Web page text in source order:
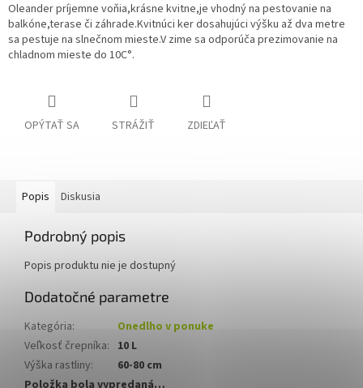
Oleander príjemne voňia,krásne kvitne,je vhodný na pestovanie na
balkóne,terase či záhrade.Kvitnúci ker dosahujúci výšku až dva metre
sa pestuje na slnečnom mieste.V zime sa odporúča prezimovanie na
chladnom mieste do 10C°.
OPÝTAŤ SA STRÁŽIŤ ZDIEĽAŤ
Popis Diskusia
Podrobný popis
Popis produktu nie je dostupný
Dodatočné parametre
Kategória:
Onedlho v ponuke
Veľkosť črepníka: 10 L
Výška rastliny:
60-80 cm